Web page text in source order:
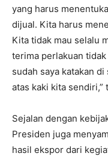
yang harus
dijual. Kita harus
Kita tidak mau selalu
terima perlakuan
sudah saya katakan
atas kaki kita sendiri,”
Sejalan dengan
Presiden juga
hasil ekspor dari